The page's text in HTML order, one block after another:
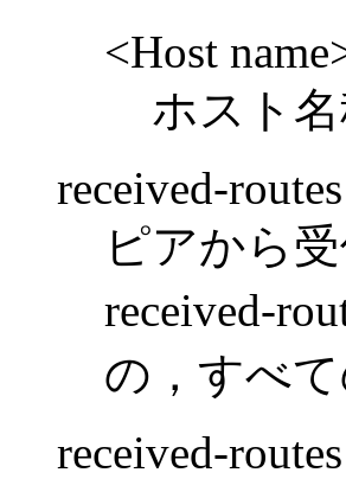
<Host
ホスト
received-routes
ピアから
received-
の，すべ
received-